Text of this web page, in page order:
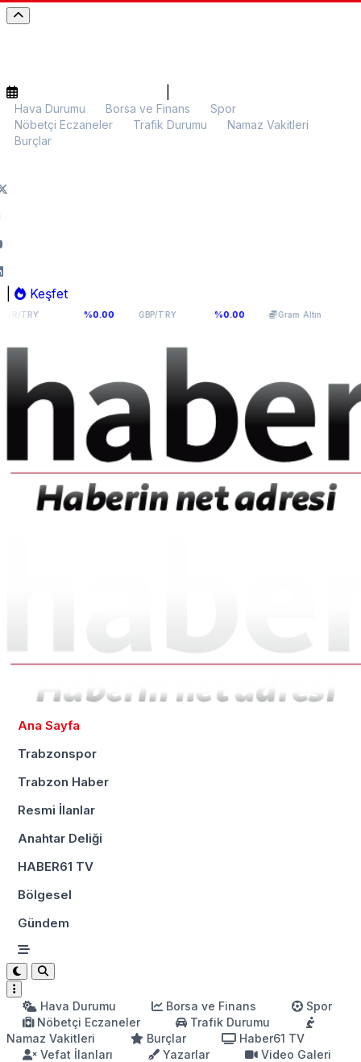
Hava Durumu Borsa ve Finans
Spor
Nöbetçi Eczaneler
Trafik Durumu
Namaz Vakitleri
Burçlar
Keşfet
%0.00 GBP/TRY64,131 %0.00 Gram Altın 6.087,90 %0.02
Ana Sayfa
Trabzonspor
Trabzon Haber
Resmi İlanlar
Anahtar Deliği
HABER61 TV
Bölgesel
Gündem
Hava Durumu Borsa ve Finans
Spor
Nöbetçi Eczaneler
Trafik Durumu
Namaz Vakitleri
Burçlar
Haber61 TV
Vefat İlanları
Yazarlar
Video Galeri